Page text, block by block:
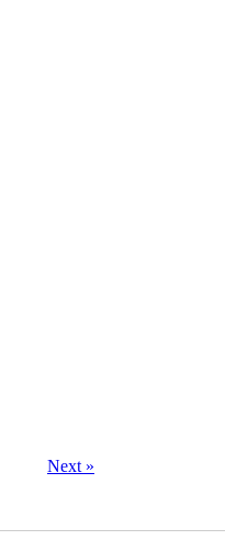
Next »